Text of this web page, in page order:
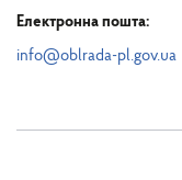
Електронна пошта:
info@oblrada-pl.gov.ua